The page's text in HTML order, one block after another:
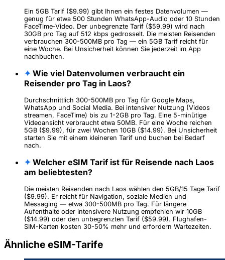
Ein 5GB Tarif ($9.99) gibt Ihnen ein festes Datenvolumen —
genug für etwa 500 Stunden WhatsApp-Audio oder 10 Stunden
FaceTime-Video. Der unbegrenzte Tarif ($59.99) wird nach
30GB pro Tag auf 512 kbps gedrosselt. Die meisten Reisenden
verbrauchen 300-500MB pro Tag — ein 5GB Tarif reicht für
eine Woche. Bei Unsicherheit können Sie jederzeit im App
nachbuchen.
✦ Wie viel Datenvolumen verbraucht ein
Reisender pro Tag in Laos?
Durchschnittlich 300-500MB pro Tag für Google Maps,
WhatsApp und Social Media. Bei intensiver Nutzung (Videos
streamen, FaceTime) bis zu 1-2GB pro Tag. Eine 5-minütige
Videoansicht verbraucht etwa 50MB. Für eine Woche reichen
5GB ($9.99), für zwei Wochen 10GB ($14.99). Bei Unsicherheit
starten Sie mit einem kleineren Tarif und buchen bei Bedarf
nach.
✦ Welcher eSIM Tarif ist für Reisende nach Laos
am beliebtesten?
Die meisten Reisenden nach Laos wählen den 5GB/15 Tage Tarif
($9.99). Er reicht für Navigation, soziale Medien und
Messaging — etwa 300-500MB pro Tag. Für längere
Aufenthalte oder intensivere Nutzung empfehlen wir 10GB
($14.99) oder den unbegrenzten Tarif ($59.99). Flughafen-
SIM-Karten kosten 30-50% mehr und erfordern Wartezeiten.
Ähnliche eSIM-Tarife